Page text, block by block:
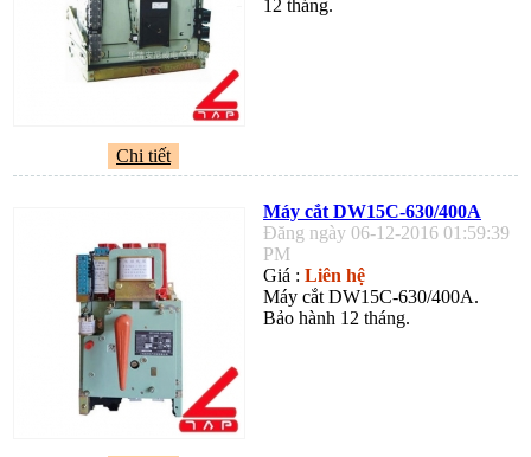
12 tháng.
Chi tiết
Máy cắt DW15C-630/400A
Đăng ngày 06-12-2016 01:59:39
PM
Giá : Liên hệ
Máy cắt DW15C-630/400A.
Bảo hành 12 tháng.